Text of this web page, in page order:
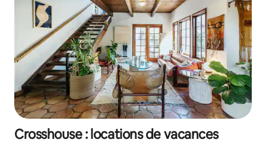
Crosshouse : locations de vacances